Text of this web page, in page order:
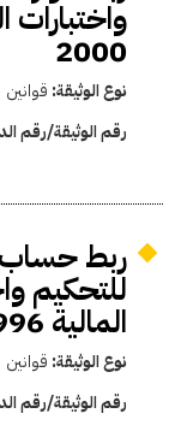
2000
نوع الوثيقة: قوانين
رقم الوثيقة/رقم
ربط حساب
للتحكيم
المالية 1997/1996
نوع الوثيقة: قوانين
رقم الوثيقة/رقم